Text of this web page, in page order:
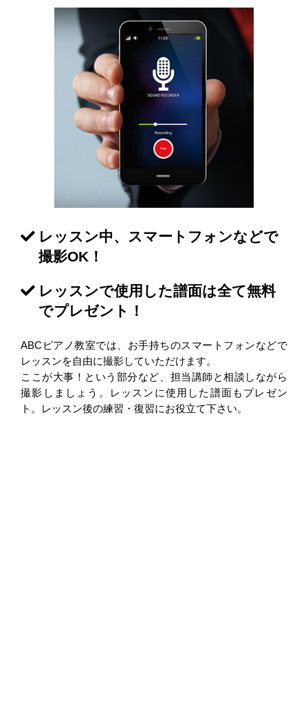
レッスン中、スマートフォンなどで
撮影OK！
レッスンで使用した譜面は全て無料
でプレゼント！
ABCピアノ教室では、お手持ちのスマートフォンなどで
レッスンを自由に撮影していただけます。
ここが大事！という部分など、担当講師と相談しながら
撮影しましょう。レッスンに使用した譜面もプレゼン
ト。レッスン後の練習・復習にお役立て下さい。